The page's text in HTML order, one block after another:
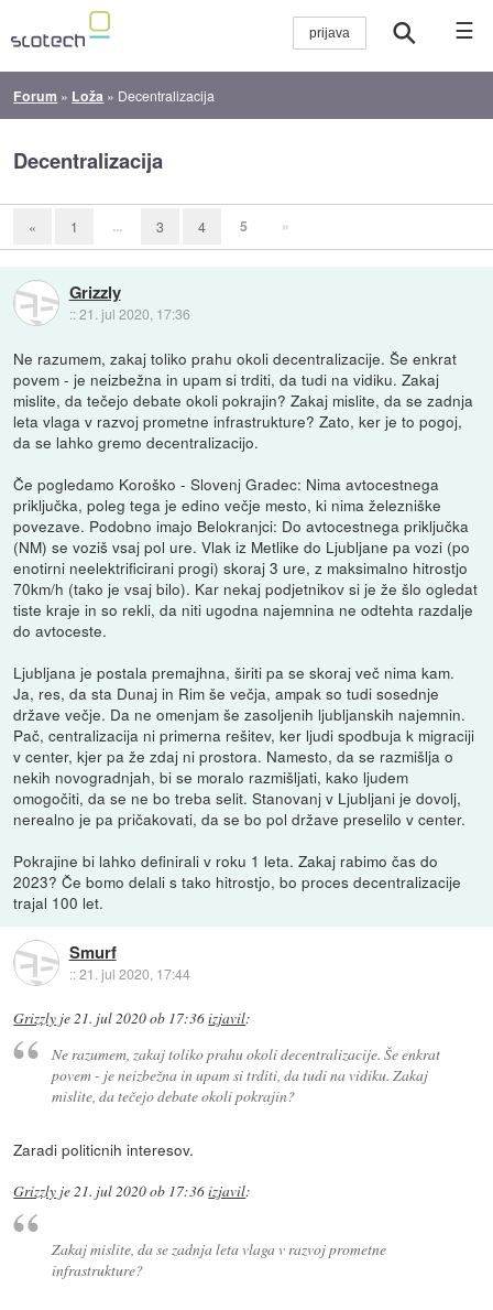
☰
Forum » Loža » Decentralizacija
Decentralizacija
« 1 ... 3 4 5 »
Grizzly
::21. jul 2020, 17:36
Ne razumem, zakaj toliko prahu okoli decentralizacije. Še enkrat
povem - je neizbežna in upam si trditi, da tudi na vidiku. Zakaj
mislite, da tečejo debate okoli pokrajin? Zakaj mislite, da se zadnja
leta vlaga v razvoj prometne infrastrukture? Zato, ker je to pogoj,
da se lahko gremo decentralizacijo.
Če pogledamo Koroško - Slovenj Gradec: Nima avtocestnega
priključka, poleg tega je edino večje mesto, ki nima železniške
povezave. Podobno imajo Belokranjci: Do avtocestnega priključka
(NM) se voziš vsaj pol ure. Vlak iz Metlike do Ljubljane pa vozi (po
enotirni neelektrificirani progi) skoraj 3 ure, z maksimalno hitrostjo
70km/h (tako je vsaj bilo). Kar nekaj podjetnikov si je že šlo ogledat
tiste kraje in so rekli, da niti ugodna najemnina ne odtehta razdalje
do avtoceste.
Ljubljana je postala premajhna, širiti pa se skoraj več nima kam.
Ja, res, da sta Dunaj in Rim še večja, ampak so tudi sosednje
države večje. Da ne omenjam še zasoljenih ljubljanskih najemnin.
Pač, centralizacija ni primerna rešitev, ker ljudi spodbuja k migraciji
v center, kjer pa že zdaj ni prostora. Namesto, da se razmišlja o
nekih novogradnjah, bi se moralo razmišljati, kako ljudem
omogočiti, da se ne bo treba selit. Stanovanj v Ljubljani je dovolj,
nerealno je pa pričakovati, da se bo pol države preselilo v center.
Pokrajine bi lahko definirali v roku 1 leta. Zakaj rabimo čas do
2023? Če bomo delali s tako hitrostjo, bo proces decentralizacije
trajal 100 let.
Smurf
::21. jul 2020, 17:44
Grizzly je21. jul 2020 ob 17:36izjavil:
Ne razumem, zakaj toliko prahu okoli decentralizacije. Še enkrat
povem - je neizbežna in upam si trditi, da tudi na vidiku. Zakaj
mislite, da tečejo debate okoli pokrajin?
Zaradi politicnih interesov.
Grizzly je21. jul 2020 ob 17:36izjavil:
Zakaj mislite, da se zadnja leta vlaga v razvoj prometne
infrastrukture?